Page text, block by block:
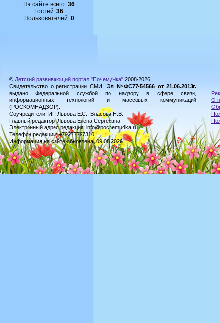
На сайте всего:36
Гостей:36
Пользователей: 0
© Детский развивающий портал "ПочемуЧка" 2008-2026
Свидетельство о регистрации СМИ: Эл №ФС77-54566 от 21.06.2013г.
выдано Федеральной службой по надзору в сфере связи,
информационных технологий и массовых коммуникаций
(РОСКОМНАДЗОР).
Соучредители: ИП Львова Е.С., Власова Н.В.
Главный редактор: Львова Елена Сергеевна
Электронный адрес редакции: info@pochemu4ka.ru
Телефон редакции: +79277797310
Информация на сайте обновлена: 09.08.2026
О